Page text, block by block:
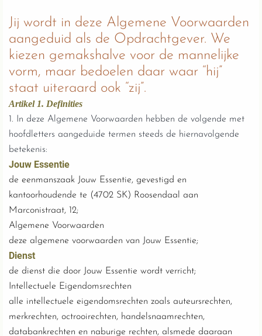
Jij wordt in deze Algemene Voorwaarden
aangeduid als de Opdrachtgever. We
kiezen gemakshalve voor de mannelijke
vorm, maar bedoelen daar waar “hij”
staat uiteraard ook “zij”.
Artikel 1. Definities
1. In deze Algemene Voorwaarden hebben de volgende met
hoofdletters aangeduide termen steeds de hiernavolgende
betekenis:
Jouw Essentie
de eenmanszaak Jouw Essentie, gevestigd en
kantoorhoudende te (4702 SK) Roosendaal aan
Marconistraat, 12;
Algemene Voorwaarden
deze algemene voorwaarden van Jouw Essentie;
Dienst
de dienst die door Jouw Essentie wordt verricht;
Intellectuele Eigendomsrechten
alle intellectuele eigendomsrechten zoals auteursrechten,
merkrechten, octrooirechten, handelsnaamrechten,
databankrechten en naburige rechten, alsmede daaraan